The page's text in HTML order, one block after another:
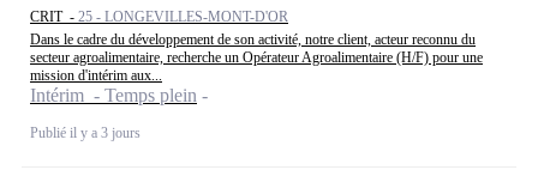
CRIT - 25 - LONGEVILLES-MONT-D'OR
Dans le cadre du développement de son activité, notre client, acteur reconnu du
secteur agroalimentaire, recherche un Opérateur Agroalimentaire (H/F) pour une
mission d'intérim aux...
Intérim - Temps plein
Publié il y a 3 jours